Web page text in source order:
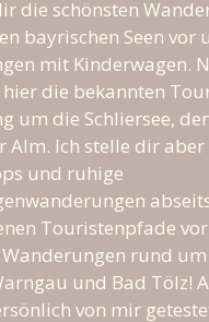
die schönsten
bayrischen Seen vor
mit Kinderwagen.
die bekannten
um die Schliersee,
Alm. Ich stelle dir aber
und ruhige
Touristenpfade
Wanderungen rund
und Bad Tölz!
von mir